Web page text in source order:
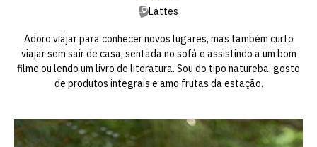
Lattes
Adoro viajar para conhecer novos lugares, mas também curto
viajar sem sair de casa, sentada no sofá e assistindo a um bom
filme ou lendo um livro de literatura. Sou do tipo natureba, gosto
de produtos integrais e amo frutas da estação.